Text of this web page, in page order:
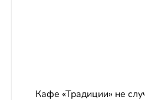
Кафе «Традиции» не